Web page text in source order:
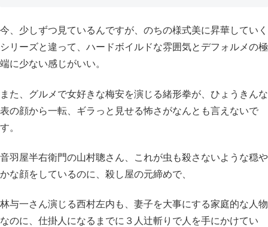
今、少しずつ見ているんですが、のちの様式美に昇華していく
シリーズと違って、ハードボイルドな雰囲気とデフォルメの極
端に少ない感じがいい。
また、グルメで女好きな梅安を演じる緒形拳が、ひょうきんな
表の顔から一転、ギラっと見せる怖さがなんとも言えないで
す。
音羽屋半右衛門の山村聰さん、これが虫も殺さないような穏や
かな顔をしているのに、殺し屋の元締めで、
林与一さん演じる西村左内も、妻子を大事にする家庭的な人物
なのに、仕掛人になるまでに３人辻斬りで人を手にかけてい